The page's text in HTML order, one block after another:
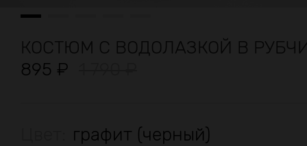
КОСТЮМ С ВОДОЛАЗКОЙ В
895 ₽
графит (черный)